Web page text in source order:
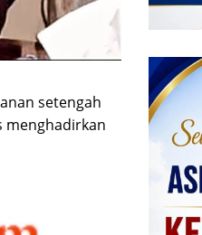
setengah
menghadirkan